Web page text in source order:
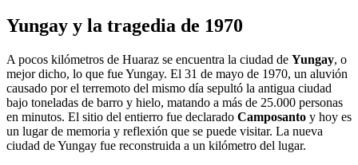
Yungay y la tragedia de 1970
A pocos kilómetros de Huaraz se encuentra la ciudad de Yungay, o
mejor dicho, lo que fue Yungay. El 31 de mayo de 1970, un aluvión
causado por el terremoto del mismo día sepultó la antigua ciudad
bajo toneladas de barro y hielo, matando a más de 25.000 personas
en minutos. El sitio del entierro fue declarado Camposanto y hoy es
un lugar de memoria y reflexión que se puede visitar. La nueva
ciudad de Yungay fue reconstruida a un kilómetro del lugar.